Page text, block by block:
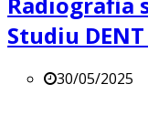
Studiu DENT
30/05/2025